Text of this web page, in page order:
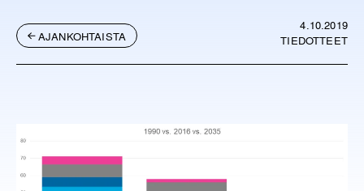
AJANKOHTAISTA
4.10.2019
TIEDOTTEET